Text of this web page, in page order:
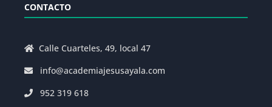
CONTACTO
Calle Cuarteles, 49, local 47
info@academiajesusayala.com
952 319 618